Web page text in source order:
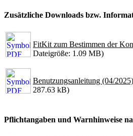
Zusätzliche Downloads bzw.
FitKit zum Bestimmen der
Dateigröße: 1.09 MB)
Benutzungsanleitung (04/2025)
287.63 kB)
Pflichtangaben und Warnhinweise